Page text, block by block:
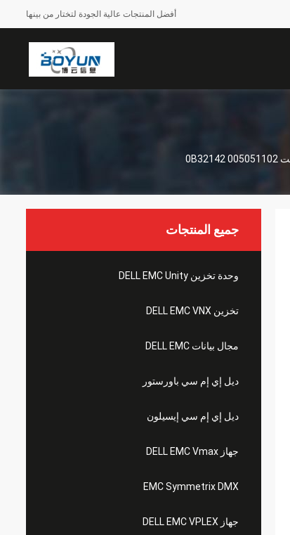
أفضل المنتجات عالية الجودة لتختار من بينها
جميع المنتجات
وحدة تخزين DELL EMC Unity
تخزين DELL EMC VNX
مجال بيانات DELL EMC
ديل إي إم سي باورستور
ديل إي إم سي إيسيلون
جهاز DELL EMC Vmax
EMC Symmetrix DMX
جهاز DELL EMC VPLEX